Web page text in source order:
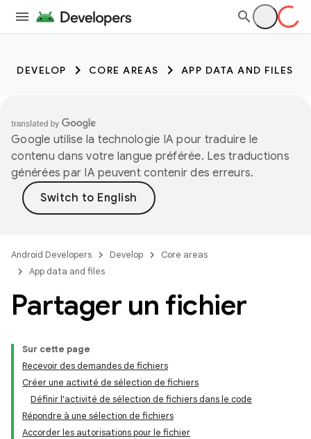
DEVELOP CORE AREAS APP DATA AND FILES
Google utilise la technologie IA pour traduire le
contenu dans votre langue préférée. Les traductions
générées par IA peuvent contenir des erreurs.
Android Developers Develop
Core areas
App data and files
Partager un fichier
Sur cette page
Recevoir des demandes de fichiers
Créer une activité de sélection de fichiers
Définir l'activité de sélection de fichiers dans le code
Répondre à une sélection de fichiers
Accorder les autorisations pour le fichier